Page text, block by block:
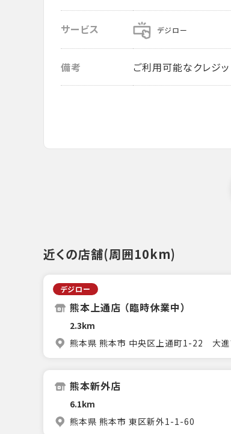
サービス デジロー
備考 ご利用可能なクレジ
近くの店舗(周囲10km)
デジロー
熊本上通店 （臨時休業中）
2.3km
熊本県 熊本市 中央区上通町1-22 大進
熊本新外店
6.1km
熊本県 熊本市 東区新外1-1-60